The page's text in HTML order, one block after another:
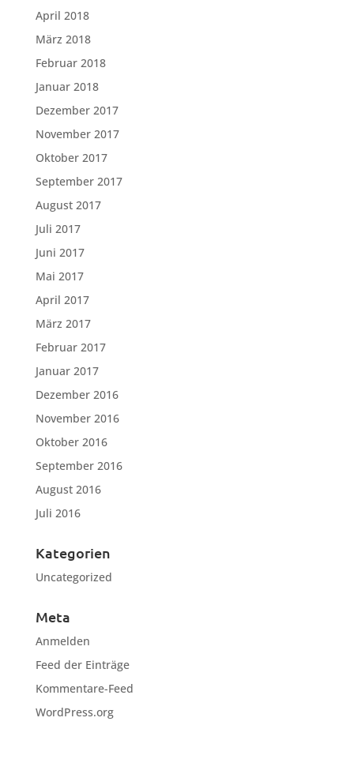
April 2018
März 2018
Februar 2018
Januar 2018
Dezember 2017
November 2017
Oktober 2017
September 2017
August 2017
Juli 2017
Juni 2017
Mai 2017
April 2017
März 2017
Februar 2017
Januar 2017
Dezember 2016
November 2016
Oktober 2016
September 2016
August 2016
Juli 2016
Kategorien
Uncategorized
Meta
Anmelden
Feed der Einträge
Kommentare-Feed
WordPress.org